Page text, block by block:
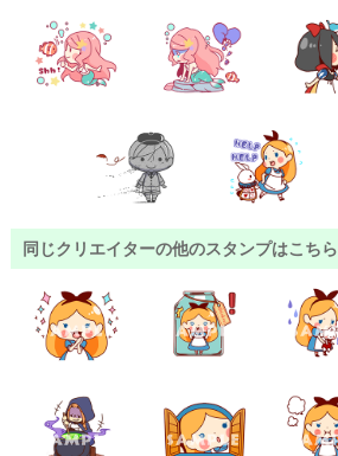
同じクリエイターの他のスタンプはこちら